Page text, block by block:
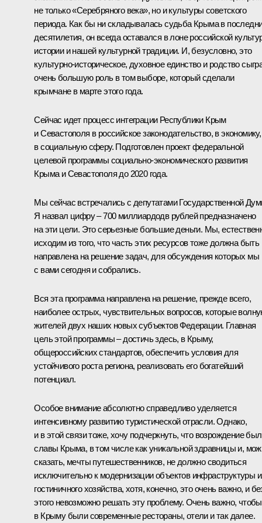
не только «Серебряного века», но и культуры советского
периода. Как бы ни складывалась судьба Крыма в
десятилетия, он всегда оставался в лоне российской
истории и нашей культурной традиции. И, безусловно, это
культурно-историческое, духовное единство и родство
очень большую роль в том выборе, который сделали
крымчане в марте этого года.
Сейчас идет процесс интеграции Республики Крым
и Севастополя в российское законодательство, в экономику,
в социальную сферу. Подготовлен проект федеральной
целевой программы социально-экономического развития
Крыма и Севастополя до 2020 года.
Мы сейчас встречались с депутатами Государственной
Я назвал цифру – 700 миллиардодв рублей предназначено
на эти цели. Это серьезные большие деньги. Мы,
исходим из того, что часть этих ресурсов тоже должна быть
направлена на решение задач, для обсуждения которых мы
с вами сегодня и собрались.
Вся эта программа направлена на решение, прежде всего,
наиболее острых, чувствительных вопросов, которые
жителей двух наших новых субъектов Федерации. Главная
цель этой программы – достичь здесь, в Крыму,
общероссийских стандартов, обеспечить условия для
устойчивого роста региона, реализовать его богатейший
потенциал.
Особое внимание абсолютно справедливо уделяется
интенсивному развитию туристической отрасли. Однако,
и в этой связи тоже, хочу подчеркнуть, что возрождение
славы Крыма, в том числе как уникальной здравницы и,
сказать, мечты путешественников, не должно сводиться
исключительно к модернизации объектов инфраструктуры
гостиничного хозяйства, хотя, конечно, это очень важно, и
этого невозможно решать эту проблему. Очень важно, чтобы
в Крыму были современные рестораны, отели и так далее.